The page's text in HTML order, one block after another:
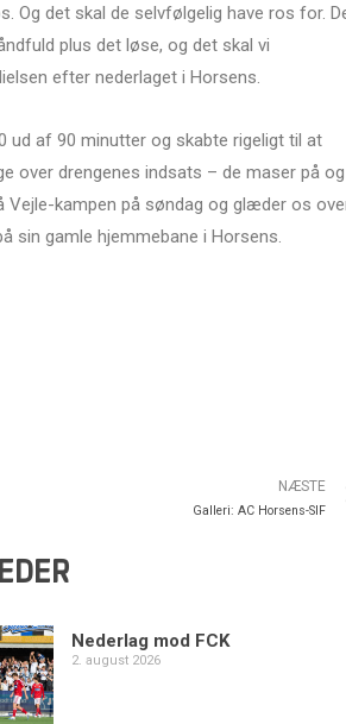
Og det skal de selvfølgelig have ros for.
plus det løse, og det skal vi
efter nederlaget i Horsens.
ud af 90 minutter og skabte rigeligt til at
over drengenes indsats – de maser på og
Vejle-kampen på søndag og glæder os
sin gamle hjemmebane i Horsens.
NÆSTE
Galleri: AC Horsens-SIF
Nederlag mod FCK
2. august 2026